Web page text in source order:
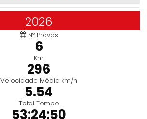
2026
Nº Provas
6
Km
296
Velocidade Média km/h
5.54
Total Tempo
53:24:50